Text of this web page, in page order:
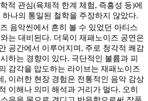
적 관심(육체적 한계 체험, 즉흥성 등)에
나의 통일된 철학을 주장하지 않았다.
음악씬에서 흔히 볼 수 있었던 아티스
는 대비된다. 더욱이 재패노이즈 공연은
공간에서 이루어지며, 주로 청각적 쾌감
하는 경향이 있다. 극단적인 볼륨과 피
감각을 압도하는 라이브는 재패노이즈
, 이러한 현장 경험은 전통적인 음악 감상
이해나 의미 해석과 거리가 멀다. 오히